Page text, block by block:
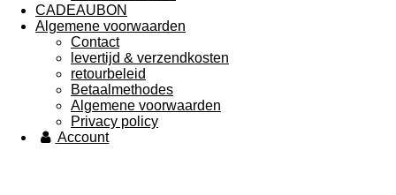
CADEAUBON
Algemene voorwaarden
Contact
levertijd & verzendkosten
retourbeleid
Betaalmethodes
Algemene voorwaarden
Privacy policy
Account